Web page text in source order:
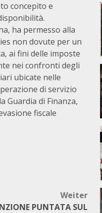
concepito e
ha permesso alla
non dovute per un
ai fini delle imposte
nei confronti degli
ubicate nelle
di servizio
Guardia di Finanza,
fiscale
Weiter
PUNTATA SUL